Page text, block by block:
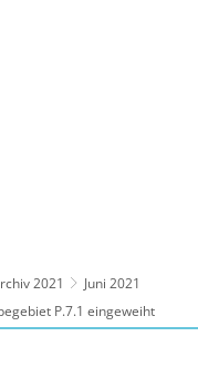
2021
Juni 2021
P.7.1 eingeweiht